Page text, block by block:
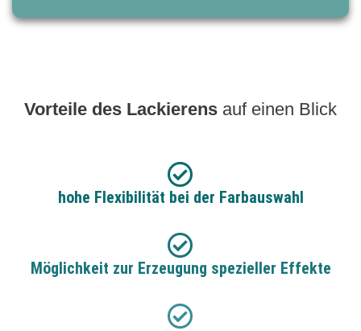
Vorteile des Lackierens auf einen Blick
hohe Flexibilität bei der Farbauswahl
Möglichkeit zur Erzeugung spezieller Effekte